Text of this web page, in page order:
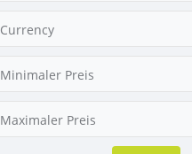
Currency
Minimaler Preis
Maximaler Preis